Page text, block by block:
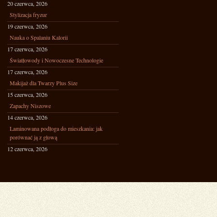
20 czerwca, 2026
Stylizacja fryzur
19 czerwca, 2026
Nauka o Spalaniu Kalorii
17 czerwca, 2026
Światłowody i Nowoczesne Technologie
17 czerwca, 2026
Makijaż dla Twarzy Plus Size
15 czerwca, 2026
Zapachy Niszowe
14 czerwca, 2026
Laminowana podłoga do mieszkania: jak
porównać ją z głową
12 czerwca, 2026